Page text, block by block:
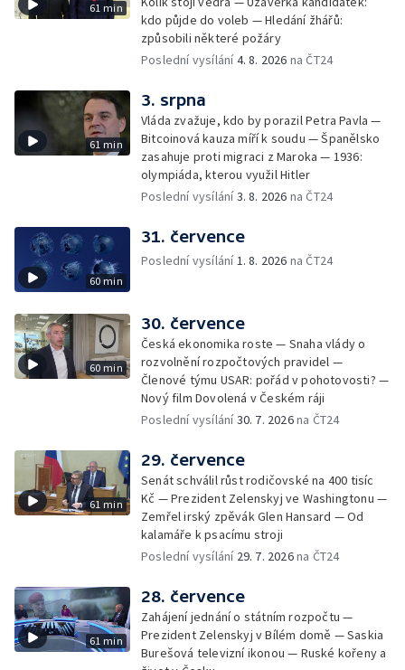
61 min
kdo půjde do voleb — Hledání žhářů:
způsobili některé požáry
Poslední vysílání4. 8. 2026 na ČT24
61 min
3. srpna
Vláda zvažuje, kdo by porazil Petra Pavla —
Bitcoinová kauza míří k soudu — Španělsko
zasahuje proti migraci z Maroka — 1936:
olympiáda, kterou využil Hitler
Poslední vysílání3. 8. 2026 na ČT24
60 min
31. července
Poslední vysílání1. 8. 2026 na ČT24
60 min
30. července
Česká ekonomika roste — Snaha vlády o
rozvolnění rozpočtových pravidel —
Členové týmu USAR: pořád v pohotovosti? —
Nový film Dovolená v Českém ráji
Poslední vysílání30. 7. 2026na ČT24
61 min
29. července
Senát schválil růst rodičovské na 400 tisíc
Kč — Prezident Zelenskyj ve Washingtonu —
Zemřel irský zpěvák Glen Hansard — Od
kalamáře k psacímu stroji
Poslední vysílání 29. 7. 2026na ČT24
61 min
28. července
Zahájení jednání o státním rozpočtu —
Prezident Zelenskyj v Bílém domě — Saskia
Burešová televizní ikonou — Ruské kořeny a